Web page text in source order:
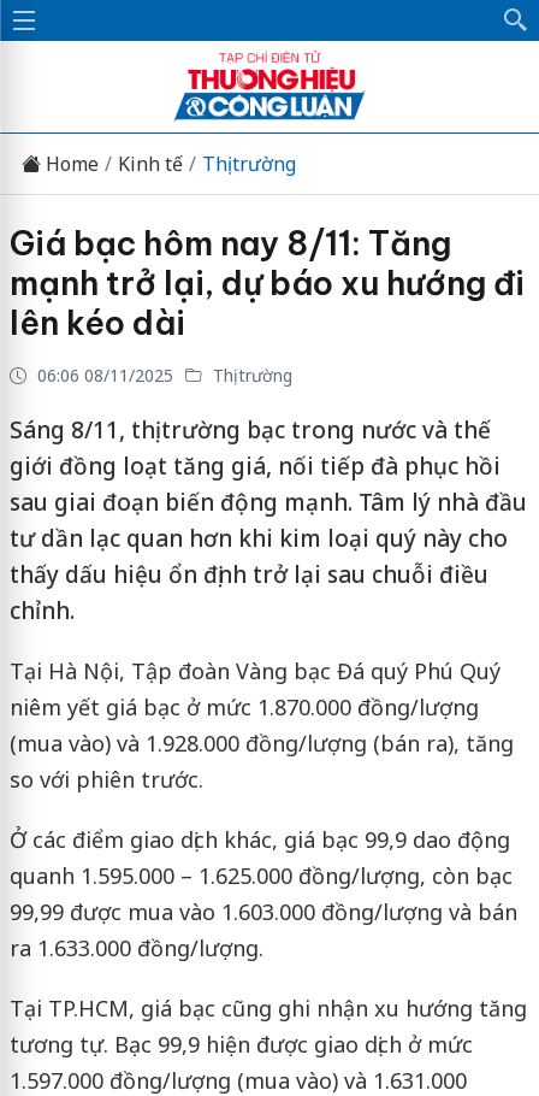
Home Kinh tế Thị trường
Giá bạc hôm nay 8/11: Tăng
mạnh trở lại, dự báo xu hướng đi
lên kéo dài
06:06 08/11/2025 Thị trường
Sáng 8/11, thị trường bạc trong nước và thế
giới đồng loạt tăng giá, nối tiếp đà phục hồi
sau giai đoạn biến động mạnh. Tâm lý nhà đầu
tư dần lạc quan hơn khi kim loại quý này cho
thấy dấu hiệu ổn định trở lại sau chuỗi điều
chỉnh.
Tại Hà Nội, Tập đoàn Vàng bạc Đá quý Phú Quý
niêm yết giá bạc ở mức 1.870.000 đồng/lượng
(mua vào) và 1.928.000 đồng/lượng (bán ra), tăng
so với phiên trước.
Ở các điểm giao dịch khác, giá bạc 99,9 dao động
quanh 1.595.000 – 1.625.000 đồng/lượng, còn bạc
99,99 được mua vào 1.603.000 đồng/lượng và bán
ra 1.633.000 đồng/lượng.
Tại TP.HCM, giá bạc cũng ghi nhận xu hướng tăng
tương tự. Bạc 99,9 hiện được giao dịch ở mức
1.597.000 đồng/lượng (mua vào) và 1.631.000